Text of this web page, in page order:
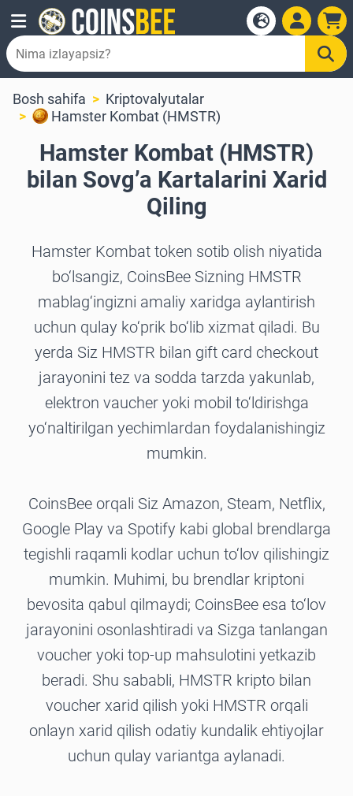
Bosh sahifa
Kriptovalyutalar
Hamster Kombat (HMSTR)
Hamster Kombat (HMSTR)
bilan Sovg’a Kartalarini Xarid
Qiling
Hamster Kombat token sotib olish niyatida
bo‘lsangiz, CoinsBee Sizning HMSTR
mablag‘ingizni amaliy xaridga aylantirish
uchun qulay ko‘prik bo‘lib xizmat qiladi. Bu
yerda Siz HMSTR bilan gift card checkout
jarayonini tez va sodda tarzda yakunlab,
elektron vaucher yoki mobil to‘ldirishga
yo‘naltirilgan yechimlardan foydalanishingiz
mumkin.
CoinsBee orqali Siz Amazon, Steam, Netflix,
Google Play va Spotify kabi global brendlarga
tegishli raqamli kodlar uchun to‘lov qilishingiz
mumkin. Muhimi, bu brendlar kriptoni
bevosita qabul qilmaydi; CoinsBee esa to‘lov
jarayonini osonlashtiradi va Sizga tanlangan
voucher yoki top-up mahsulotini yetkazib
beradi. Shu sababli, HMSTR kripto bilan
voucher xarid qilish yoki HMSTR orqali
onlayn xarid qilish odatiy kundalik ehtiyojlar
uchun qulay variantga aylanadi.